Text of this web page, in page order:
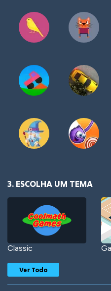
3. ESCOLHA UM TEMA
Classic
Ver Todo